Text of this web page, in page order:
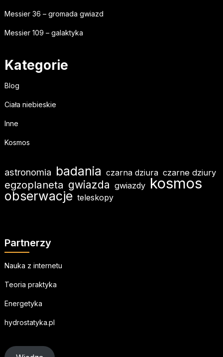
Messier 36 – gromada gwiazd
Messier 109 – galaktyka
Kategorie
Blog
Ciała niebieskie
Inne
Kosmos
astronomia badania czarna dziura czarne dziury
egzoplaneta gwiazda gwiazdy kosmos
obserwacje teleskopy
Partnerzy
Nauka z internetu
Teoria praktyka
Energetyka
hydrostatyka.pl